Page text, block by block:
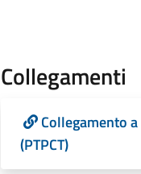
Collegamenti
Collegamento
(PTPCT)